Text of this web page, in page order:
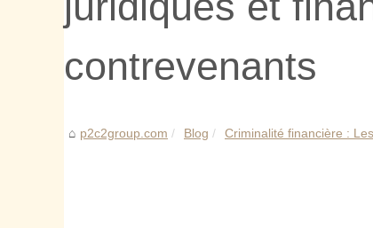
contrevenants
p2c2group.com Blog Criminalité financière :